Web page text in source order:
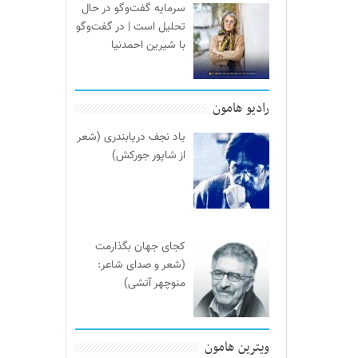
سرمایه گفت‌وگو در حال
تحلیل است | در گفت‌وگو
با شیرین احمدنیا
رادیو هامون
یاد نجف دریابندری (شعر
از شاپور جورکش)
کجای جهان بگذارمت
(شعر و صدای شاعر:
منوچهر آتشی)
ویترین هامون